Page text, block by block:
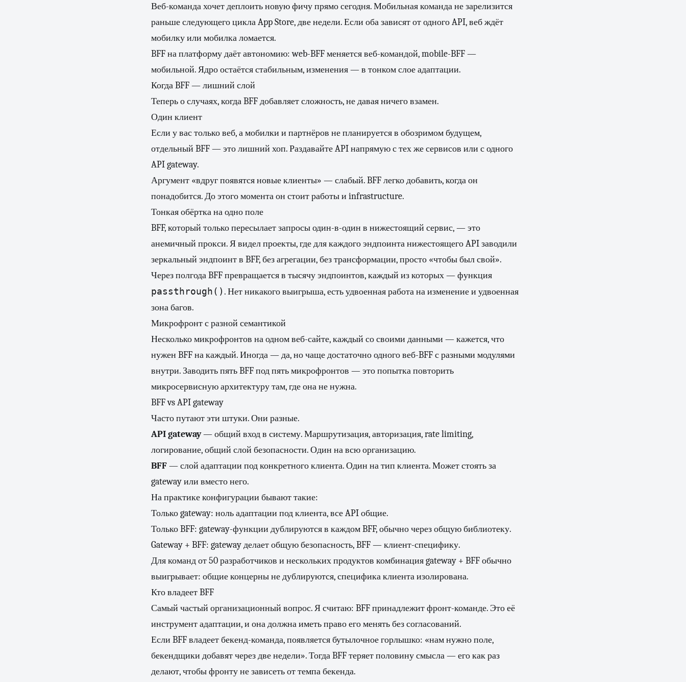
Веб-команда хочет деплоить новую фичу прямо сегодня. Мобильная команда не зарелизится
раньше следующего цикла App Store, две недели. Если оба зависят от одного API, веб ждёт
мобилку или мобилка ломается.
BFF на платформу даёт автономию: web-BFF меняется веб-командой, mobile-BFF —
мобильной. Ядро остаётся стабильным, изменения — в тонком слое адаптации.
Когда BFF — лишний слой
Теперь о случаях, когда BFF добавляет сложность, не давая ничего взамен.
Один клиент
Если у вас только веб, а мобилки и партнёров не планируется в обозримом будущем,
отдельный BFF — это лишний хоп. Раздавайте API напрямую с тех же сервисов или с одного
API gateway.
Аргумент «вдруг появятся новые клиенты» — слабый. BFF легко добавить, когда он
понадобится. До этого момента он стоит работы и infrastructure.
Тонкая обёртка на одно поле
BFF, который только пересылает запросы один-в-один в нижестоящий сервис, — это
анемичный прокси. Я видел проекты, где для каждого эндпоинта нижестоящего API заводили
зеркальный эндпоинт в BFF, без агрегации, без трансформации, просто «чтобы был свой».
Через полгода BFF превращается в тысячу эндпоинтов, каждый из которых — функция
passthrough() . Нет никакого выигрыша, есть удвоенная работа на изменение и удвоенная
зона багов.
Микрофронт с разной семантикой
Несколько микрофронтов на одном веб-сайте, каждый со своими данными — кажется, что
нужен BFF на каждый. Иногда — да, но чаще достаточно одного веб-BFF с разными модулями
внутри. Заводить пять BFF под пять микрофронтов — это попытка повторить
микросервисную архитектуру там, где она не нужна.
BFF vs API gateway
Часто путают эти штуки. Они разные.
API gateway— общий вход в систему. Маршрутизация, авторизация, rate limiting,
логирование, общий слой безопасности. Один на всю организацию.
BFF— слой адаптации под конкретного клиента. Один на тип клиента. Может стоять за
gateway или вместо него.
На практике конфигурации бывают такие:
Только gateway: ноль адаптации под клиента, все API общие.
Только BFF: gateway-функции дублируются в каждом BFF, обычно через общую библиотеку.
Gateway + BFF: gateway делает общую безопасность, BFF — клиент-специфику.
Для команд от 50 разработчиков и нескольких продуктов комбинация gateway + BFF обычно
выигрывает: общие концерны не дублируются, специфика клиента изолирована.
Кто владеет BFF
Самый частый организационный вопрос. Я считаю: BFF принадлежит фронт-команде. Это её
инструмент адаптации, и она должна иметь право его менять без согласований.
Если BFF владеет бекенд-команда, появляется бутылочное горлышко: «нам нужно поле,
бекендщики добавят через две недели». Тогда BFF теряет половину смысла — его как раз
делают, чтобы фронту не зависеть от темпа бекенда.